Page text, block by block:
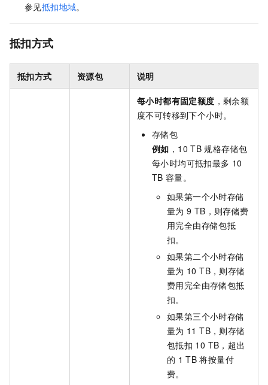
参见抵扣地域。
抵扣方式
抵扣方式 资源包 说明
每小时都有固定额度 ，剩余额
度不可转移到下个小时。
存储包
例如 ，10 TB 规格存储包
每小时均可抵扣最多 10
TB 容量。
如果第一个小时存储
量为 9 TB，则存储费
用完全由存储包抵
扣。
如果第二个小时存储
量为 10 TB，则存储
费用完全由存储包抵
扣。
如果第三个小时存储
量为 11 TB，则存储
包抵扣 10 TB，超出
的 1 TB 将按量付
费。